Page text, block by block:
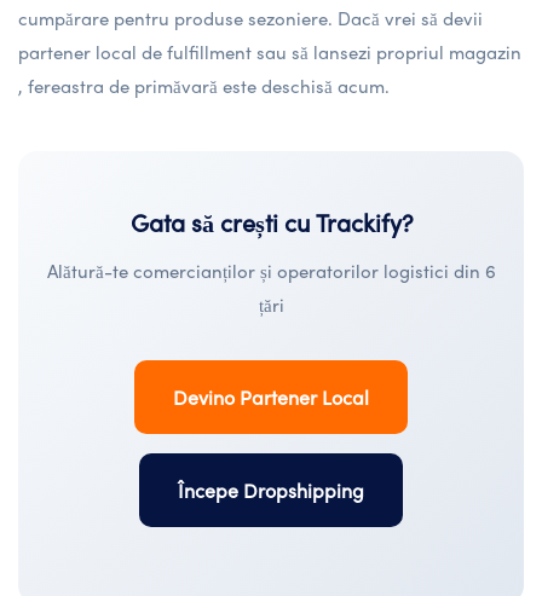
cumpărare pentru produse sezoniere. Dacă vrei să devii
partener local de fulfillmentsau să lansezi propriul magazin
, fereastra de primăvară este deschisă acum.
Gata să crești cu Trackify?
Alătură-te comercianților și operatorilor logistici din 6
țări
Devino Partener Local
Începe Dropshipping